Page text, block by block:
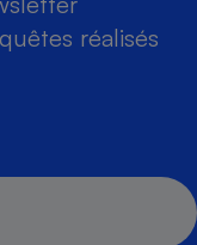
réalisés